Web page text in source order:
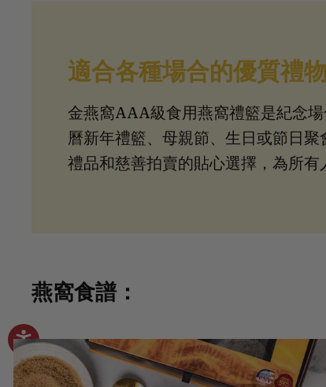
適合各種場合的優質禮
金燕窩AAA級食用燕窩禮籃是紀念
曆新年禮籃、母親節、生日或節日
禮品和慈善拍賣的貼心選擇，為所有
燕窩食譜：